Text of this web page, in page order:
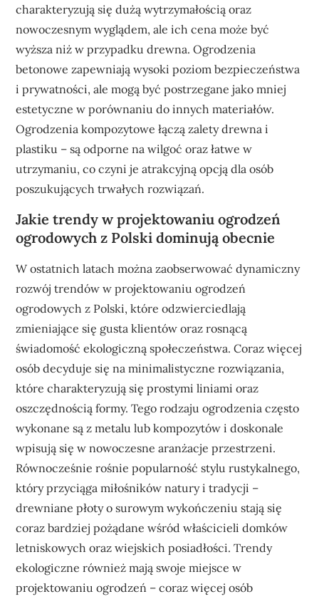
charakteryzują się dużą wytrzymałością oraz
nowoczesnym wyglądem, ale ich cena może być
wyższa niż w przypadku drewna. Ogrodzenia
betonowe zapewniają wysoki poziom bezpieczeństwa
i prywatności, ale mogą być postrzegane jako mniej
estetyczne w porównaniu do innych materiałów.
Ogrodzenia kompozytowe łączą zalety drewna i
plastiku – są odporne na wilgoć oraz łatwe w
utrzymaniu, co czyni je atrakcyjną opcją dla osób
poszukujących trwałych rozwiązań.
Jakie trendy w projektowaniu ogrodzeń
ogrodowych z Polski dominują obecnie
W ostatnich latach można zaobserwować dynamiczny
rozwój trendów w projektowaniu ogrodzeń
ogrodowych z Polski, które odzwierciedlają
zmieniające się gusta klientów oraz rosnącą
świadomość ekologiczną społeczeństwa. Coraz więcej
osób decyduje się na minimalistyczne rozwiązania,
które charakteryzują się prostymi liniami oraz
oszczędnością formy. Tego rodzaju ogrodzenia często
wykonane są z metalu lub kompozytów i doskonale
wpisują się w nowoczesne aranżacje przestrzeni.
Równocześnie rośnie popularność stylu rustykalnego,
który przyciąga miłośników natury i tradycji –
drewniane płoty o surowym wykończeniu stają się
coraz bardziej pożądane wśród właścicieli domków
letniskowych oraz wiejskich posiadłości. Trendy
ekologiczne również mają swoje miejsce w
projektowaniu ogrodzeń – coraz więcej osób